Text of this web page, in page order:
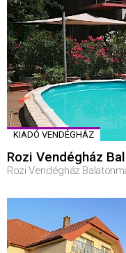
KIADÓ VENDÉGHÁZ
Rozi Vendégház
Rozi Vendégház